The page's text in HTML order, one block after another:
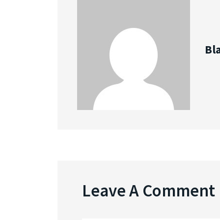
Leave A Comment